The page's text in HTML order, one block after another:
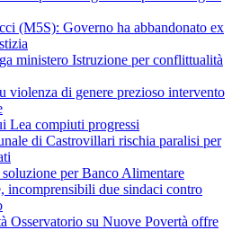
(M5S): Governo ha abbandonato ex
ministero Istruzione per conflittualità
violenza di genere prezioso intervento
Lea compiuti progressi
di Castrovillari rischia paralisi per
per Banco Alimentare
incomprensibili due sindaci contro
Osservatorio su Nuove Povertà offre